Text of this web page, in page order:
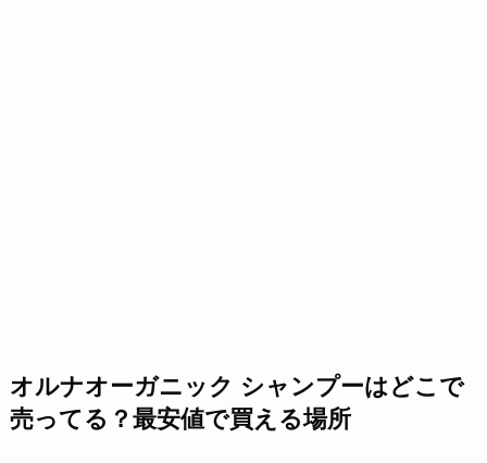
オルナオーガニック シャンプーはどこで
売ってる？最安値で買える場所